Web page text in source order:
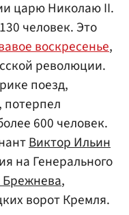
царю Николаю II.
человек. Это
воскресенье,
революции.
поезд,
потерпел
600 человек.
Виктор Ильин
на Генерального
,
ворот Кремля.